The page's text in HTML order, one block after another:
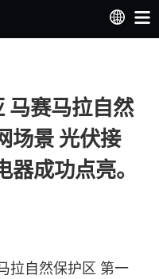
马赛马拉自然
场景 光伏接
成功点亮。
拉自然保护区 第一